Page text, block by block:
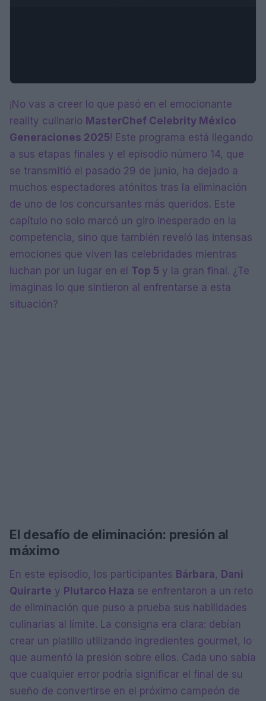
¡No vas a creer lo que pasó en el emocionante
reality culinario MasterChef Celebrity México
Generaciones 2025! Este programa está llegando
a sus etapas finales y el episodio número 14, que
se transmitió el pasado 29 de junio, ha dejado a
muchos espectadores atónitos tras la eliminación
de uno de los concursantes más queridos. Este
capítulo no solo marcó un giro inesperado en la
competencia, sino que también reveló las intensas
emociones que viven las celebridades mientras
luchan por un lugar en el Top 5 y la gran final. ¿Te
imaginas lo que sintieron al enfrentarse a esta
situación?
El desafío de eliminación: presión al
máximo
En este episodio, los participantes Bárbara, Dani
Quirarte y Plutarco Haza se enfrentaron a un reto
de eliminación que puso a prueba sus habilidades
culinarias al límite. La consigna era clara: debían
crear un platillo utilizando ingredientes gourmet, lo
que aumentó la presión sobre ellos. Cada uno sabía
que cualquier error podría significar el final de su
sueño de convertirse en el próximo campeón de